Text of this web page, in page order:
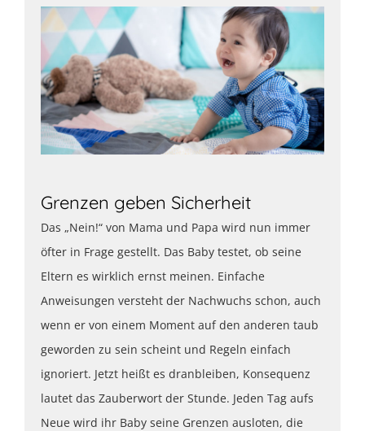
Grenzen geben Sicherheit
Das „Nein!“ von Mama und Papa wird nun immer
öfter in Frage gestellt. Das Baby testet, ob seine
Eltern es wirklich ernst meinen. Einfache
Anweisungen versteht der Nachwuchs schon, auch
wenn er von einem Moment auf den anderen taub
geworden zu sein scheint und Regeln einfach
ignoriert. Jetzt heißt es dranbleiben, Konsequenz
lautet das Zauberwort der Stunde. Jeden Tag aufs
Neue wird ihr Baby seine Grenzen ausloten, die